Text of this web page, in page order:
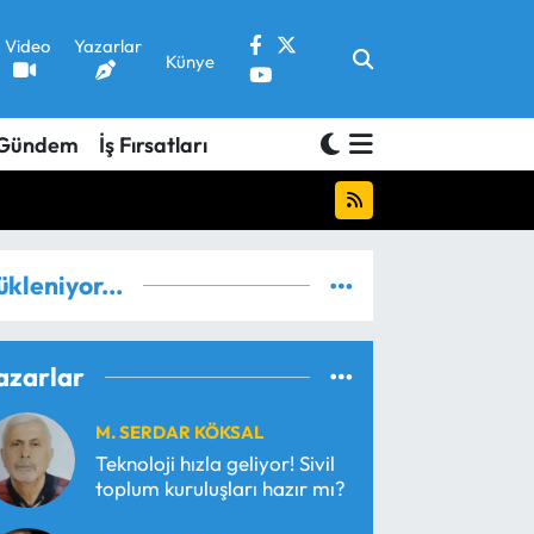
Video Yazarlar
Künye
İş Fırsatları
M. SERDAR KÖKSAL
Teknoloji hızla geliyor! Sivil
toplum kuruluşları hazır mı?